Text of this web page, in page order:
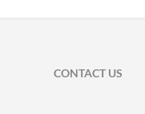
CONTACT US